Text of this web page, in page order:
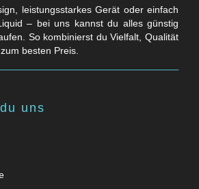
leistungsstarkes Gerät oder einfach
– bei uns kannst du alles günstig
So kombinierst du Vielfalt, Qualität
besten Preis.
uns